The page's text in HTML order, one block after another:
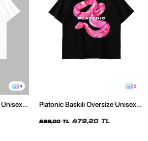
4
Unisex
2
Platonic Baskılı Oversize Unisex
599,00 TL 479,20 TL